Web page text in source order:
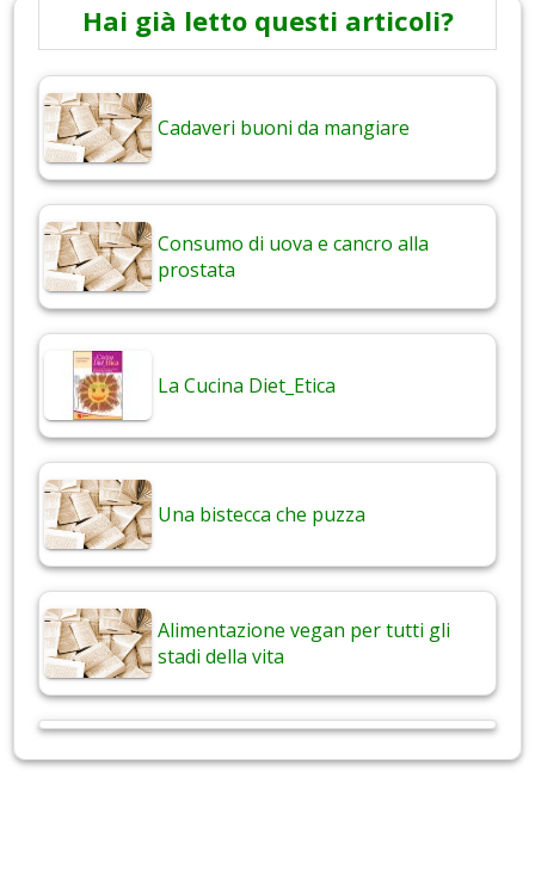
Hai già letto questi articoli?
Cadaveri buoni da mangiare
Consumo di uova e cancro alla
prostata
La Cucina Diet_Etica
Una bistecca che puzza
Alimentazione vegan per tutti gli
stadi della vita